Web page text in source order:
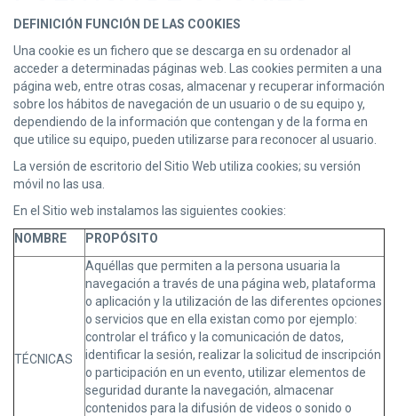
DEFINICIÓN FUNCIÓN DE LAS COOKIES
Una cookie es un fichero que se descarga en su ordenador al
acceder a determinadas páginas web. Las cookies permiten a una
página web, entre otras cosas, almacenar y recuperar información
sobre los hábitos de navegación de un usuario o de su equipo y,
dependiendo de la información que contengan y de la forma en
que utilice su equipo, pueden utilizarse para reconocer al usuario.
​La versión de escritorio del Sitio Web utiliza cookies; su versión
móvil no las usa.
​En el Sitio web instalamos las siguientes cookies:
NOMBRE
PROPÓSITO
TÉCNICAS
Aquéllas que permiten a la persona usuaria la
navegación a través de una página web, plataforma
o aplicación y la utilización de las diferentes opciones
o servicios que en ella existan como por ejemplo:
controlar el tráfico y la comunicación de datos,
identificar la sesión, realizar la solicitud de inscripción
o participación en un evento, utilizar elementos de
seguridad durante la navegación, almacenar
contenidos para la difusión de videos o sonido o